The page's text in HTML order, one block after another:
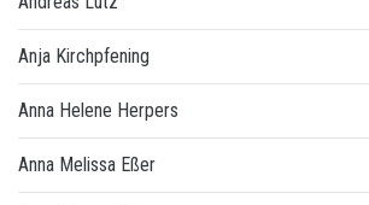
Anja Kirchpfening
Anna Helene Herpers
Anna Melissa Eßer